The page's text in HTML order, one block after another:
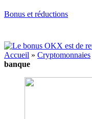
Bonus et réductions
Accueil » Cryptomonnaies
banque